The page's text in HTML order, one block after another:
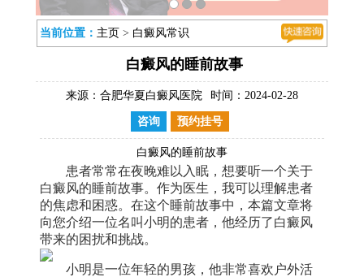
当前位置： 主页 > 白癜风常识
白癜风的睡前故事
来源： 合肥华夏白癜风医院 时间：2024-02-28
咨询 预约挂号
白癜风的睡前故事
患者常常在夜晚难以入眠，想要听一个关于
白癜风的睡前故事。作为医生，我可以理解患者
的焦虑和困惑。在这个睡前故事中，本篇文章将
向您介绍一位名叫小明的患者，他经历了白癜风
带来的困扰和挑战。
小明是一位年轻的男孩，他非常喜欢户外活